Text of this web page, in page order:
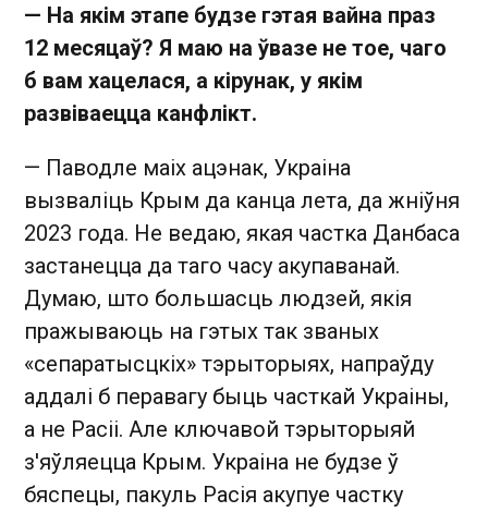
— На якім этапе будзе гэтая вайна праз
12 месяцаў? Я маю на ўвазе не тое, чаго
б вам хацелася, а кірунак, у якім
развіваецца канфлікт.
— Паводле маіх ацэнак, Украіна
вызваліць Крым да канца лета, да жніўня
2023 года. Не ведаю, якая частка Данбаса
застанецца да таго часу акупаванай.
Думаю, што большасць людзей, якія
пражываюць на гэтых так званых
«сепаратысцкіх» тэрыторыях, напраўду
аддалі б перавагу быць часткай Украіны,
а не Расіі. Але ключавой тэрыторыяй
з'яўляецца Крым. Украіна не будзе ў
бяспецы, пакуль Расія акупуе частку